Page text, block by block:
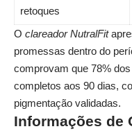
retoques
O clareador NutralFit
promessas dentro do
comprovam que 78%
completos aos 90 dias,
pigmentação validadas.
Informações de